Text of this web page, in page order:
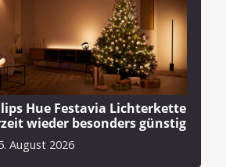
Hue Festavia Lichterkette
wieder besonders günstig
August 2026